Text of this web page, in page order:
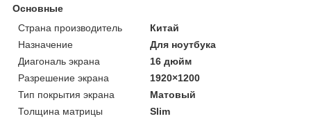
Основные
Страна производитель
Китай
Назначение
Для ноутбука
Диагональ экрана
16 дюйм
Разрешение экрана
1920×1200
Тип покрытия экрана
Матовый
Толщина матрицы
Slim